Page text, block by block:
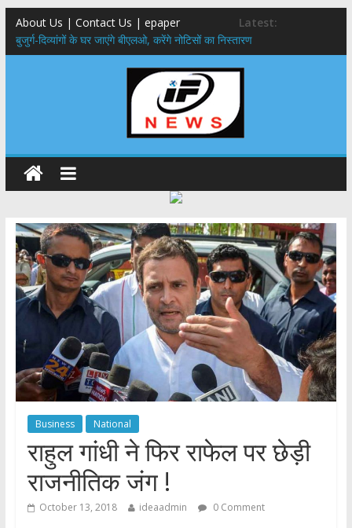
About Us | Contact Us | epaper
Latest:
बुजुर्ग-दिव्यांगों के घर जाएंगे बीएलओ, करेंगे नोटिसों का निस्तारण
24×7 अलर्ट मोड में रहें अधिकारी-मुख्य सचिव मानसून-एसईओसी से मुख्य सचिव ने
की विस्तृत समीक्षा कहा-बंद सड़कों को शीघ्र खोला जाए, लोगों को न हो दिक्कत
459 करोड़ से एचएनबी गढ़वाल विश्वविद्यालय में अनुसंधान संरचना होगी सुदृढ,उच्च
शिक्षा मंत्री धन सिंह रावत ने नवनियुक्त केन्द्रीय शिक्षा मंत्री से की मुलाकात
मुख्यमंत्री से महानिदेशक एनसीसी ने की शिष्टाचार भेंट,उत्तराखण्ड में एनसीसी के
विस्तार एवं आधुनिक आधारभूत संरचना के विकास पर हुई महत्वपूर्ण चर्चा
एमडीडीए बोर्ड बैठक, देहरादून और मसूरी के विकास के लिए 25 बड़े प्रस्तावों को मिली
हरी झंडी
Business National
राहुल गांधी ने फिर राफेल पर छेड़ी
राजनीतिक जंग !
October 13, 2018 ideaadmin 0 Comment